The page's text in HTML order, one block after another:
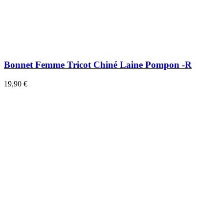
Bonnet Femme Tricot Chiné Laine Pompon -R
19,90 €